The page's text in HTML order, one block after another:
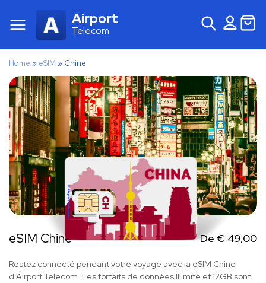
Airport
Telecom
Home » eSIM » Chine
eSIM Chine De € 49,00
Restez connecté pendant votre voyage avec la eSIM Chine
d'Airport Telecom. Les forfaits de données Illimité et 12GB sont